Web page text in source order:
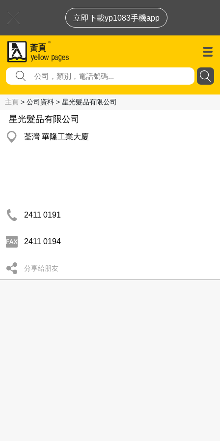
立即下載yp1083手機app
主頁 > 公司資料 > 星光髮品有限公司
星光髮品有限公司
荃灣 華隆工業大廈
2411 0191
2411 0194
分享給朋友